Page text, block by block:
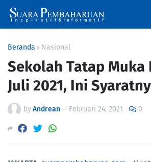
Beranda Nasional
Sekolah Tatap Muka
Juli 2021, Ini
byAndrean— Februari 24, 2021 0